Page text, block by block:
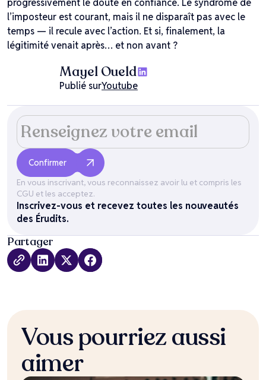
Mayel Oueld
Publié surYoutube
En vous inscrivant, vous reconnaissez avoir lu et compris les
CGU et les acceptez.
Inscrivez-vous et recevez toutes les nouveautés
des Érudits.
Partager
progressivement le doute en confiance. Le syndrome de
l’imposteur est courant, mais il ne disparaît pas avec le
temps — il recule avec l’action. Et si, finalement, la
légitimité venait après… et non avant ?
Vouspourriez aussi
aimer